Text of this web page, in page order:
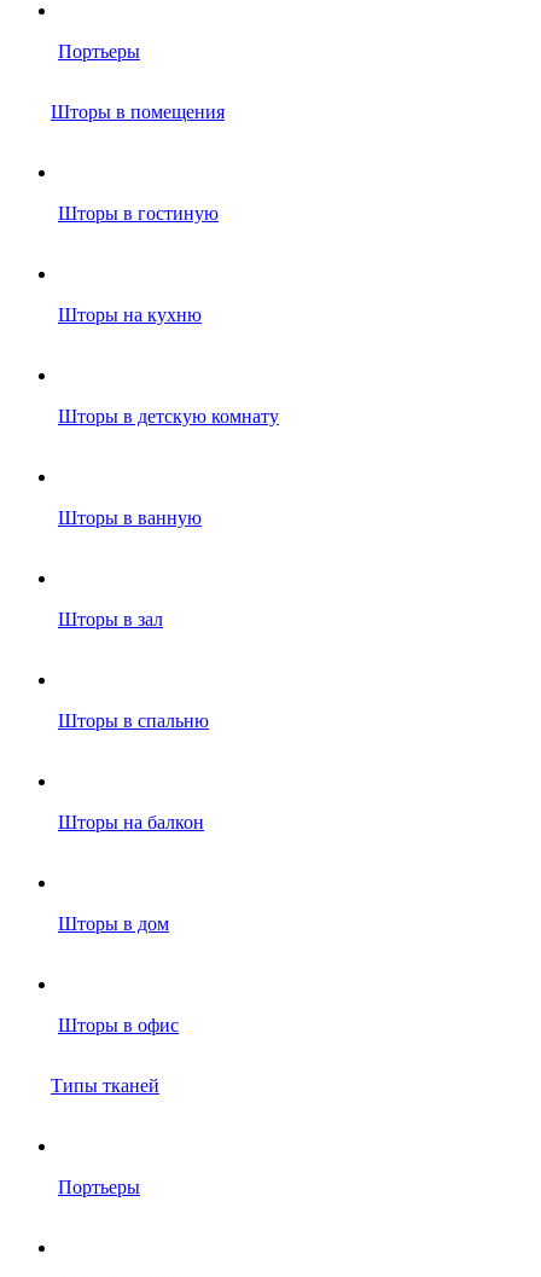
Портьеры
Шторы в помещения
Шторы в гостиную
Шторы на кухню
Шторы в детскую комнату
Шторы в ванную
Шторы в зал
Шторы в спальню
Шторы на балкон
Шторы в дом
Шторы в офис
Типы тканей
Портьеры